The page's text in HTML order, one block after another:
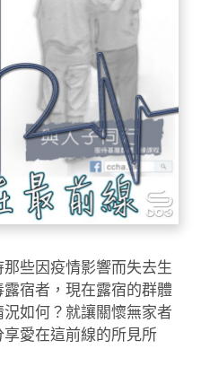
些因疫情影響而失去生
宿者，現在露宿的群體
如何？就讓關懷無家者
愛在這前線的所見所